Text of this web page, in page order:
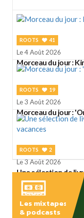
ROOTS 41
Le 4 Août 2026
Morceau du jour :
ROOTS 19
Le 3 Août 2026
Morceau du jour :
ROOTS 2
Le 3 Août 2026
Une sélection de
vacances
Les mixtapes
& podcasts